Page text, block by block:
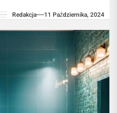
atmosfery....
Redakcja 11 Października, 2024